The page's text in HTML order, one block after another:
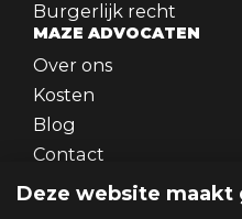
Deze website
Burgerlijk recht
MAZE ADVOCATEN
Over ons
Kosten
Blog
Contact